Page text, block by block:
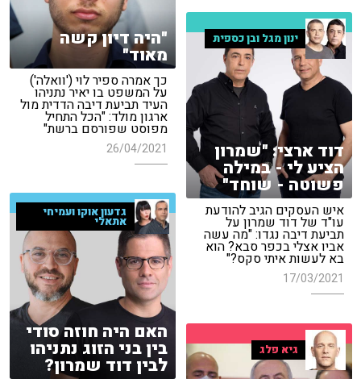
"היה דיון קשה
מאוד"
כך אמרה ספיר לוי ('וואלה')
על המשפט בו יאיר נתניהו
העיד תביעת דיבה הדדית מול
ארגון מולד: "הכל התחיל
מפוסט שפורסם ברשת"
26/04/2021
ינון מגל ובן כספית
דוד ארצי: "שמרון
הציע לי - במילה
פשוטה - שוחד"
איש העסקים הגיב להודעת
עו"ד של דוד שמרון על
תביעת דיבה נגדו: "מה עשה
אביו אצלי בכפר סבא? הוא
בא לעשות איתי סקס?"
17/03/2021
גדעון אוקו ועמיחי
אתאלי
האם היה חוזה סודי
בין בני הזוג נתניהו
לבין דוד שמרון?
גיא פלג